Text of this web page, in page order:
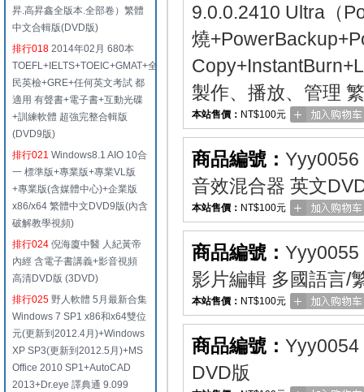
昇.高昇鑫全版本.全部卷）繁體
中文合輯版(DVD版)
排行018 2014年02月 680本
TOEFL+IELTS+TOEIC+GMAT+全
民英檢+GRE+任何英文考試 都
適用 有聲書+電子書+互動光碟
+訓練軟體 超強完整合輯版
(DVD9版)
排行021 Windows8.1 AIO 10合
一 標準版+專業版+專業VL版
+專業版(含媒體中心)+企業版
x86/x64 繁體中文DVD9版(內含
破解教學視頻)
排行024 倪海廈中醫 人紀黃帝
內經 含電子書講義+影音視頻
高清DVD版 (3DVD)
排行025 野人軟體 5月最新合集
Windows 7 SP1 x86和x64雙位
元(更新到2012.4月)+Windows
XP SP3(更新到2012.5月)+MS
Office 2010 SP1+AutoCAD
2013+Dr.eye 譯典通 9.099
9.0.0.2410 Ultra（
燒
製作、播放、管理
本站售價： NT$100元
商品編號： Yyy0056
音效混合器 英文
本站售價： NT$100元
商品編號： Yyy0055
影片編輯 多國語言/
本站售價： NT$100元
商品編號： Yyy0054
DVD版